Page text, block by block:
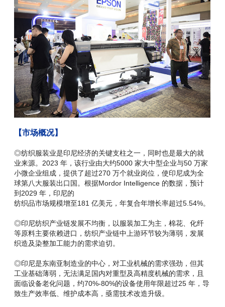
【市场概况】
◎纺织服装业是印尼经济的关键支柱之一，同时也是最大的就
业来源。2023 年，该行业由大约5000 家大中型企业与50 万家
小微企业组成，提供了超过270 万个就业岗位，使印尼成为全
球第八大服装出口国。根据Mordor Intelligence 的数据，预计
到2029 年，印尼的
纺织品市场规模增至181 亿美元，年复合年增长率超过5.54%。
◎印尼纺织产业链发展不均衡，以服装加工为主，棉花、化纤
等原料主要依赖进口，纺织产业链中上游环节较为薄弱，发展
织造及染整加工能力的需求迫切。
◎印尼是东南亚制造业的中心，对工业机械的需求强劲，但其
工业基础薄弱，无法满足国内对重型及高精度机械的需求，且
面临设备老化问题，约70%-80%的设备使用年限超过25 年，导
致生产效率低、维护成本高，亟需技术改造升级。